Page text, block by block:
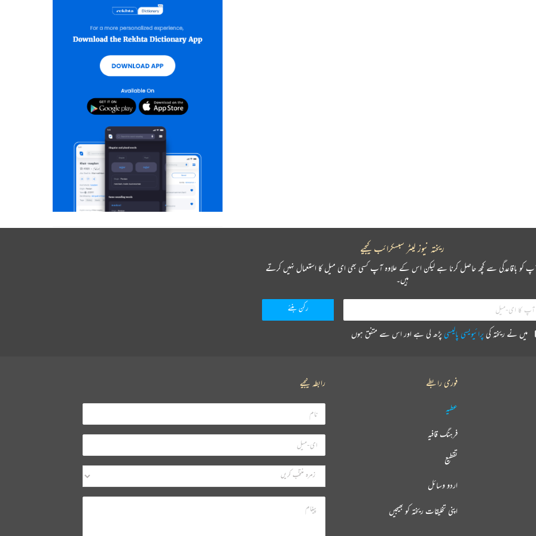
ریختہ نیوز لیٹر سبسکرائب کیجیے
کو باقاعدگی سے کچھ حاصل کرنا ہے لیکن اس کے علاوہ آپ کسی بھی ای میل کا استعمال نہیں کرتے
ہیں۔
میں نے ریختہ کی پرائیویسی پالیسی پڑھ لی ہے اور اس سے متفق ہوں
فوری رابطے
عطیہ
فرہنگ قافیہ
تقطیع
اردو وسائل
اپنی تخلیقات ریختہ کو بھیجیں
رابطہ کیجیے